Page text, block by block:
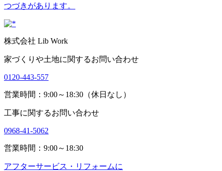
つづきがあります。
株式会社 Lib Work
家づくりや土地に関するお問い合わせ
0120-443-557
営業時間：9:00～18:30（休日なし）
工事に関するお問い合わせ
0968-41-5062
営業時間：9:00～18:30
アフターサービス・リフォームに